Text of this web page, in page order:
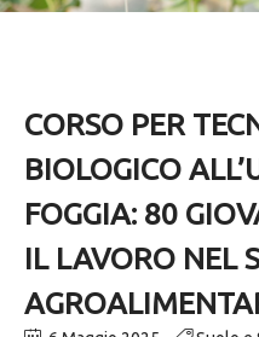
CORSO PER
BIOLOGICO
FOGGIA: 80
IL LAVORO NEL